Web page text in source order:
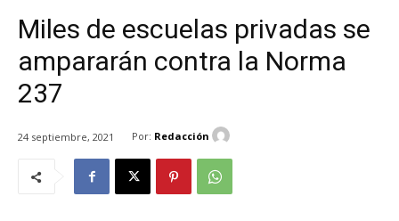
Miles de escuelas privadas se
ampararán contra la Norma
237
24 septiembre, 2021 Por: Redacción